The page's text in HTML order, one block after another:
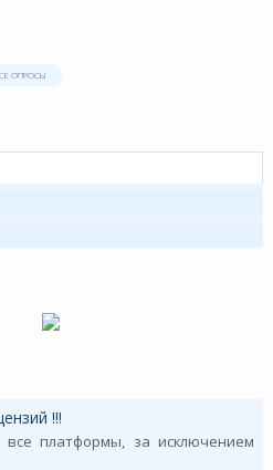
ОПРОСЫ
!!!
платформы, за исключением